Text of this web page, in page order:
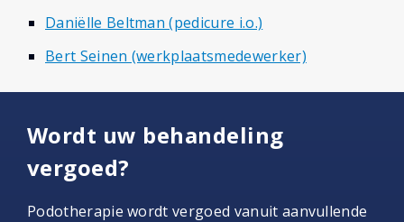
Daniëlle Beltman (pedicure i.o.)
Bert Seinen (werkplaatsmedewerker)
Wordt uw behandeling
vergoed?
Podotherapie wordt vergoed vanuit aanvullende